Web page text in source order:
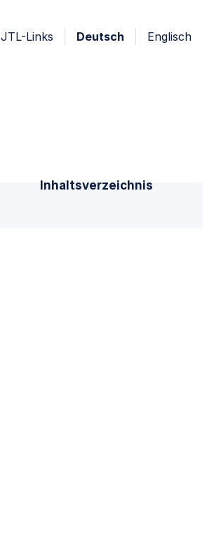
JTL-Links Deutsch Englisch
Inhaltsverzeichnis